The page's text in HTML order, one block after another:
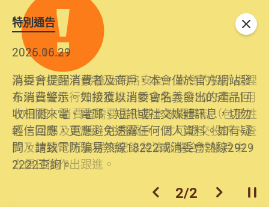
特別通告
2026.06.29
消委會提醒消費者及商戶，本會僅於官方網站發
布消費警示。如接獲以消委會名義發出的產品回
收相關來電、電郵、短訊或社交媒體訊息，切勿
輕信回應，更應避免透露任何個人資料。如有疑
問，請致電防騙易熱線18222或消委會熱線2929
2222查詢。
2025.10.31
為提升使用者體驗及網絡安全，本會的投訴處理
系統已經進行升級及推出新功能。由2025年11月
10日起，消費者需要提供基本聯絡資料（包括姓
名、電郵及電話）註冊帳戶，才可提交投訴、查
詢及建議。所有提交紀錄將清晰整合於帳戶中，
方便日後作出跟進。
上一個
2/2 下一個開
關閉